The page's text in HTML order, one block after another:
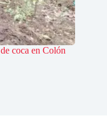
coca en Colón